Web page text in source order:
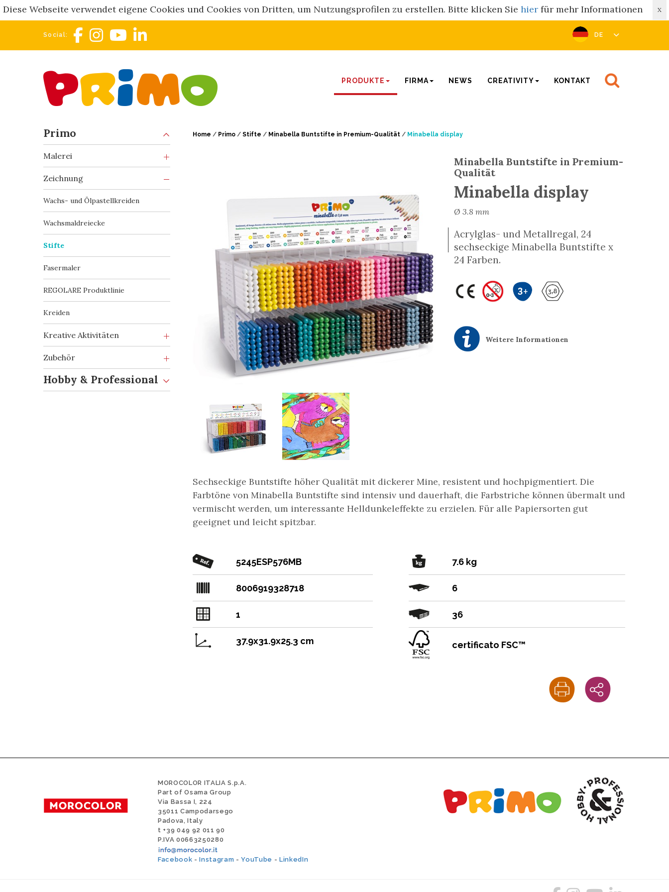
Diese Webseite verwendet eigene Cookies und Cookies von Dritten, um Nutzungsprofilen zu erstellen. Bitte klicken Sie hierfür mehr Informationen X
Social: DE
PRODUKTE FIRMA NEWS CREATIVITY KONTAKT
Primo
Malerei
Zeichnung
Wachs- und Ölpastellkreiden
Wachsmaldreiecke
Stifte
Fasermaler
REGOLARE Produktlinie
Kreiden
Kreative Aktivitäten
Zubehör
Hobby & Professional
Home / Primo / Stifte / Minabella Buntstifte in Premium-Qualität / Minabella display
Minabella Buntstifte in Premium-
Qualität
Minabella display
Ø 3.8 mm
Acrylglas- und Metallregal, 24
sechseckige Minabella Buntstifte x
24 Farben.
Weitere Informationen
Sechseckige Buntstifte höher Qualität mit dickerer Mine, resistent und hochpigmentiert. Die
Farbtöne von Minabella Buntstifte sind intensiv und dauerhaft, die Farbstriche können übermalt und
vermischt werden, um interessante Helldunkeleffekte zu erzielen. Für alle Papiersorten gut
geeignet und leicht spitzbar.
5245ESP576MB
8006919328718
1
37.9x31.9x25.3 cm
7.6 kg
6
36
certificato FSC™
MOROCOLOR ITALIA S.p.A.
Part of Osama Group
Via Bassa I, 224
35011 Campodarsego
Padova, Italy
t +39 049 92 011 90
P.IVA 00663250280
Facebook -Instagram -YouTube -LinkedIn